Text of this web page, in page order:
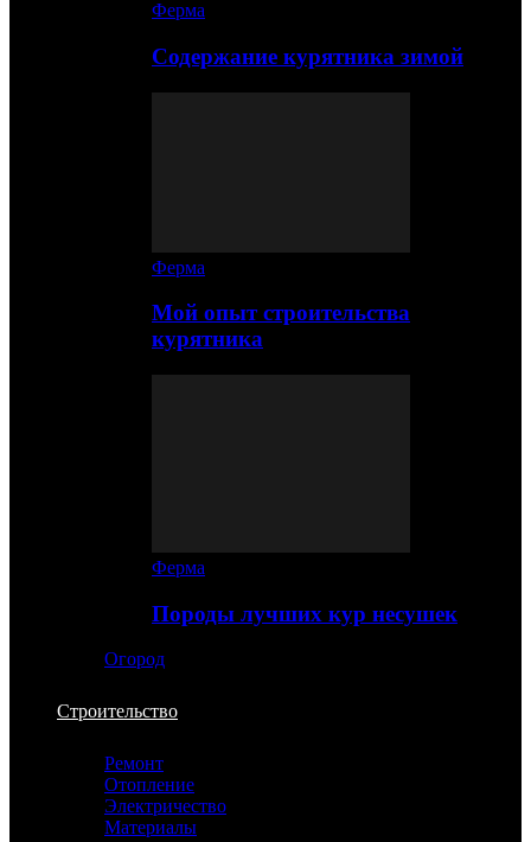
Ферма
Содержание курятника зимой
Ферма
Мой опыт строительства
курятника
Ферма
Породы лучших кур несушек
Огород
Строительство
Ремонт
Отопление
Электричество
Материалы